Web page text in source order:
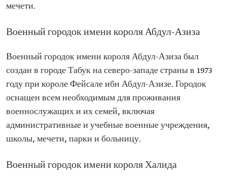
мечети.
Военный городок имени короля Абдул-Азиза
Военный городок имени короля Абдул-Азиза был
создан в городе Табук на северо-западе страны в 1973
году при короле Фейсале ибн Абдул-Азизе. Городок
оснащен всем необходимым для проживания
военнослужащих и их семей, включая
административные и учебные военные учреждения,
школы, мечети, парки и больницу.
Военный городок имени короля Халида